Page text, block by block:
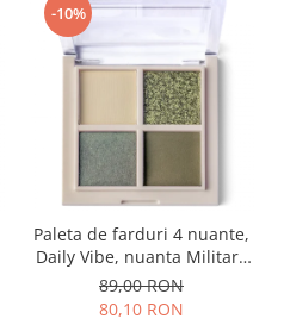
-10%
Paleta de farduri 4 nuante,
Daily Vibe, nuanta Military
Vibe 02 - 5,5g
89,00 RON
80,10 RON